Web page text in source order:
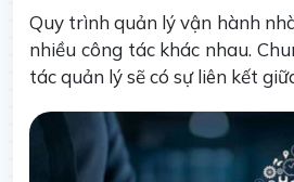
Quy trình quản lý vận hành
nhiều công tác khác nhau.
tác quản lý sẽ có sự liên kết